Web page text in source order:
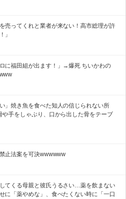
売ってくれと業者が来ない！高市総理が許
」
に福田組が出ます！」→爆死 ちいかわの
」焼き魚を食べた知人の信じられない所
手をしゃぶり、口から出した骨をテーブ
止法案を可決wwwwww
てくる母親と彼氏うるさい…薬を飲まない
に「薬やめな」、食べたくない時に「一口